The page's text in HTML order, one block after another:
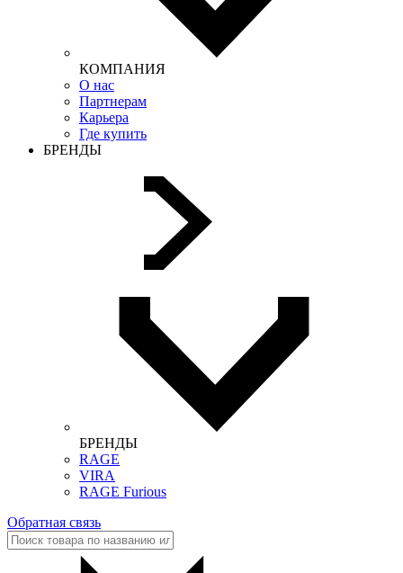
КОМПАНИЯ
О нас
Партнерам
Карьера
Где купить
БРЕНДЫ
БРЕНДЫ
RAGE
VIRA
RAGE Furious
Обратная связь